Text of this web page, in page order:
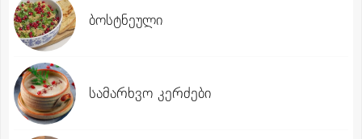
ბოსტნეული
სამარხვო კერძები